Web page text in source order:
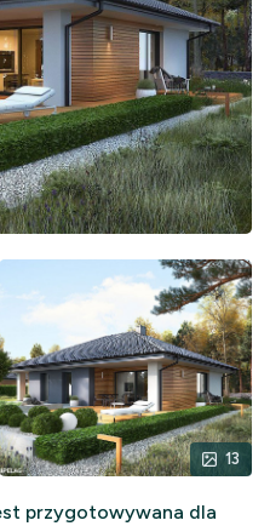
13
przygotowywana dla